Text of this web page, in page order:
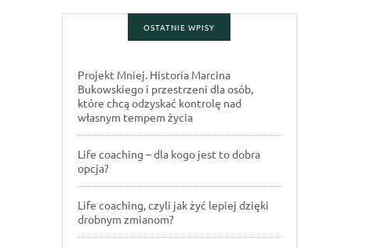
OSTATNIE WPISY
Projekt Mniej. Historia Marcina
Bukowskiego i przestrzeni dla osób,
które chcą odzyskać kontrolę nad
własnym tempem życia
Life coaching – dla kogo jest to dobra
opcja?
Life coaching, czyli jak żyć lepiej dzięki
drobnym zmianom?